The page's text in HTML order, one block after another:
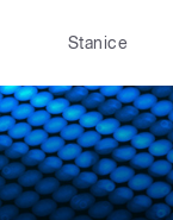
Stanice